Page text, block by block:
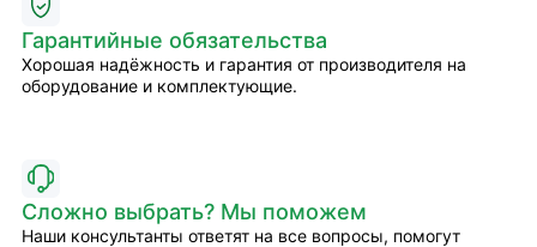
Гарантийные обязательства
Хорошая надёжность и гарантия от производителя на
оборудование и комплектующие.
Сложно выбрать? Мы поможем
Наши консультанты ответят на все вопросы, помогут